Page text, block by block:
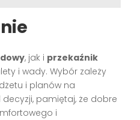
, jak i przekaźnik
i wady. Wybór zależy
i planów na
decyzji, pamiętaj, że dobre
i